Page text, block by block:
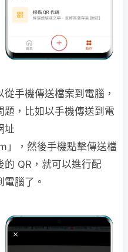
手機傳送檔案到電腦，
題，比如以手機傳送到電
址
」，然後手機點擊傳送檔
的 QR，就可以進行配
腦了。